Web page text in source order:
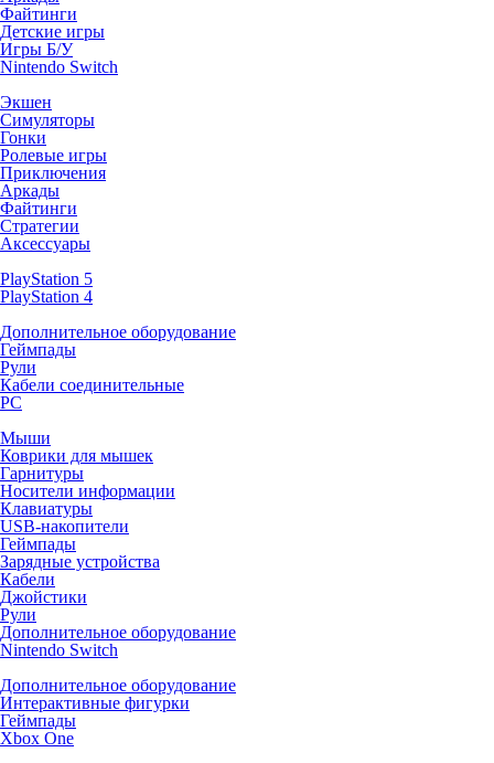
Файтинги
Детские игры
Игры Б/У
Nintendo Switch
Экшен
Симуляторы
Гонки
Ролевые игры
Приключения
Аркады
Файтинги
Стратегии
Аксессуары
PlayStation 5
PlayStation 4
Дополнительное оборудование
Геймпады
Рули
Кабели соединительные
PC
Мыши
Коврики для мышек
Гарнитуры
Носители информации
Клавиатуры
USB-накопители
Геймпады
Зарядные устройства
Кабели
Джойстики
Рули
Дополнительное оборудование
Nintendo Switch
Дополнительное оборудование
Интерактивные фигурки
Геймпады
Xbox One